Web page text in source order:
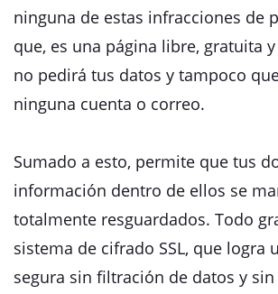
ninguna de estas infracciones de
que, es una página libre, gratuita
no pedirá tus datos y tampoco
ninguna cuenta o correo.
Sumado a esto, permite que tus
información dentro de ellos se
totalmente resguardados. Todo
sistema de cifrado SSL, que logra
segura sin filtración de datos y